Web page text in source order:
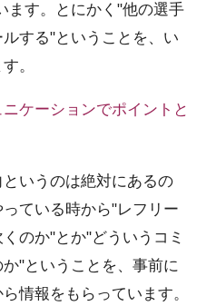
ます。とにかく"他の選手
する"ということを、い
。
ケーションでポイントと
いうのは絶対にあるの
ている時から"レフリー
のか"とか"どういうコミ
"ということを、事前に
情報をもらっています。